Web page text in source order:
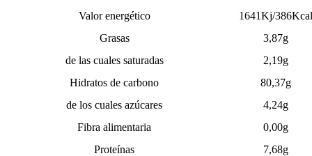
Valor energético
1641Kj/386Kcal
Grasas
3,87g
de las cuales saturadas
2,19g
Hidratos de carbono
80,37g
de los cuales azúcares
4,24g
Fibra alimentaria
0,00g
Proteínas
7,68g